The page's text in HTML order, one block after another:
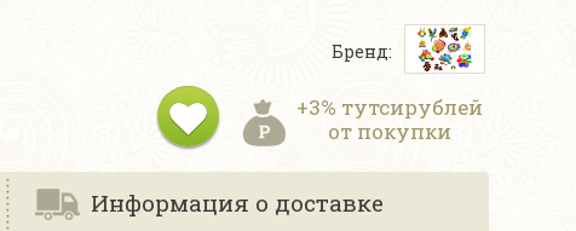
Бренд:
+3% тутсирублей
от покупки
Информация о доставке